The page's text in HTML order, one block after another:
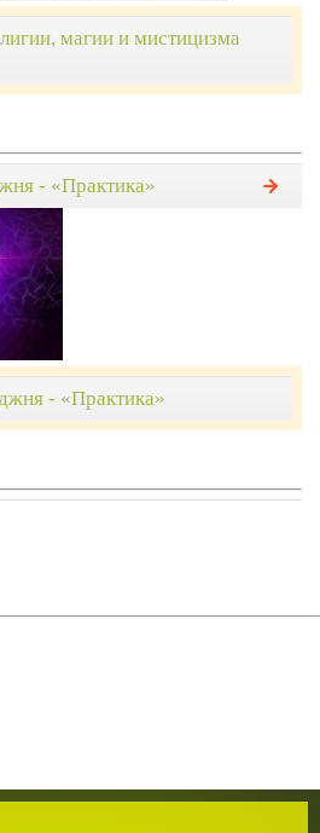
магии и мистицизма
- «Практика»
- «Практика»